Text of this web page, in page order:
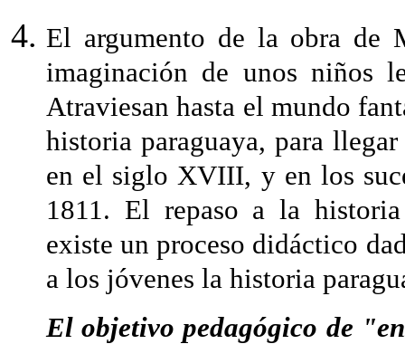
El argumento de la obra de
imaginación de unos niños
Atraviesan hasta el mundo
historia paraguaya, para
en el siglo XVIII, y en los
1811. El repaso a la
existe un proceso didáctico
a los jóvenes la historia
El objetivo pedagógico de